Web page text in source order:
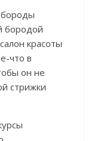
бородой
красоты
что в
он не
стрижки